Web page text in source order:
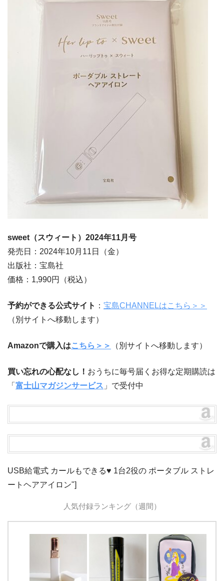
sweet（スウィート）2024年11月号
発売日：2024年10月11日（金）
出版社：宝島社
価格：1,990円（税込）
予約ができる公式サイト ： 宝島CHANNELはこちら＞＞
（別サイトへ移動します）
Amazonで購入はこちら＞＞ （別サイトへ移動します）
買い忘れの心配なし！ おうちに毎号届くお得な定期購読は
「 富士山マガジンサービス 」で受付中
USB給電式 カールもできる♥ 1台2役の ポータブル ストレ
ートヘアアイロン"]
人気付録ランキング（週間）